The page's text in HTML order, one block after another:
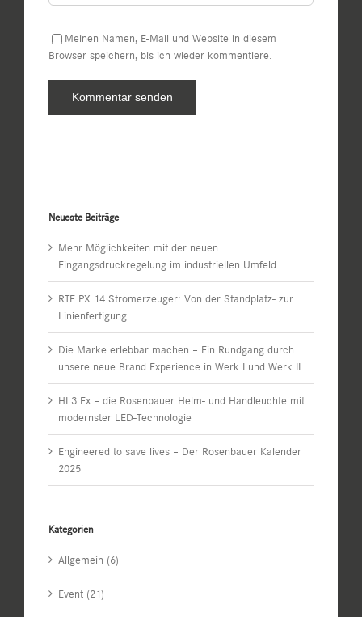
Meinen Namen, E-Mail und Website in diesem
Browser speichern, bis ich wieder kommentiere.
Neueste Beiträge
Mehr Möglichkeiten mit der neuen
Eingangsdruckregelung im industriellen Umfeld
RTE PX 14 Stromerzeuger: Von der Standplatz- zur
Linienfertigung
Die Marke erlebbar machen – Ein Rundgang durch
unsere neue Brand Experience in Werk I und Werk II
HL3 Ex – die Rosenbauer Helm- und Handleuchte mit
modernster LED-Technologie
Engineered to save lives – Der Rosenbauer Kalender
2025
Kategorien
Allgemein (6)
Event (21)